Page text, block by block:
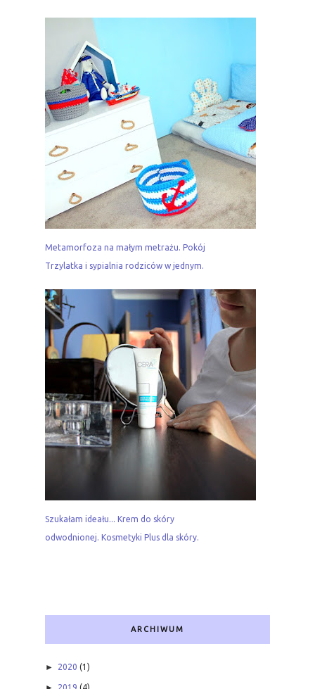
Metamorfoza na małym metrażu. Pokój
Trzylatka i sypialnia rodziców w jednym.
Szukałam ideału... Krem do skóry
odwodnionej. Kosmetyki Plus dla skóry.
ARCHIWUM
► 2020 (1)